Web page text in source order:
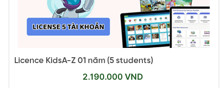
Licence KidsA-Z 01 năm (5 students)
2.190.000 VND